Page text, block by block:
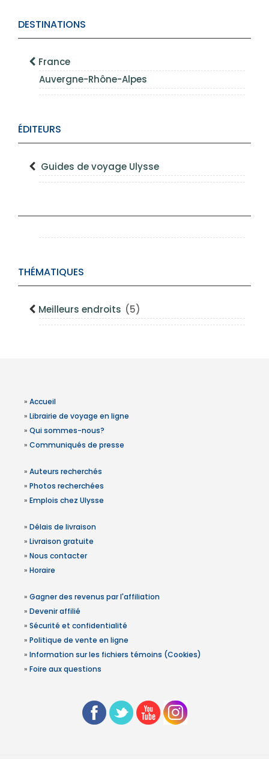
DESTINATIONS
France
Auvergne-Rhône-Alpes
ÉDITEURS
Guides de voyage Ulysse
THÉMATIQUES
Meilleurs endroits (5)
» Accueil
» Librairie de voyage en ligne
» Qui sommes-nous?
» Communiqués de presse
» Auteurs recherchés
» Photos recherchées
» Emplois chez Ulysse
» Délais de livraison
» Livraison gratuite
» Nous contacter
» Horaire
» Gagner des revenus par l'affiliation
» Devenir affilié
» Sécurité et confidentialité
» Politique de vente en ligne
» Information sur les fichiers témoins (Cookies)
» Foire aux questions